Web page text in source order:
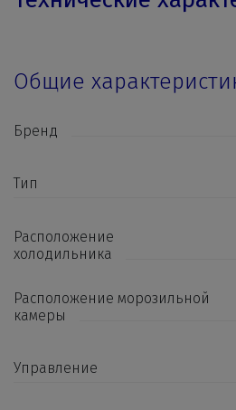
Общие
Бренд
Тип
Расположение
холодильника
Расположение морозильной
камеры
Управление